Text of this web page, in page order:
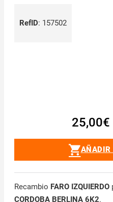
RefID: 157502
25,00€
AÑADIR
Recambio FARO IZQUIERDO
CORDOBA BERLINA 6K2.